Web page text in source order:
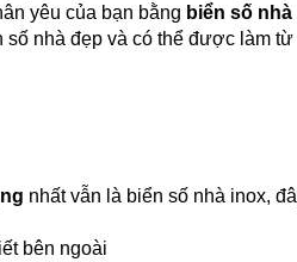
yêu của bạn bằng biển số
số nhà đẹp và có thể được làm
nhất vẫn là biển số nhà inox,
bên ngoài